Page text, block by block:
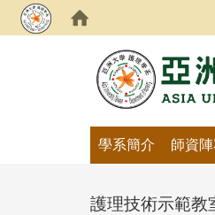
學系簡介 師資
護理技術示範教